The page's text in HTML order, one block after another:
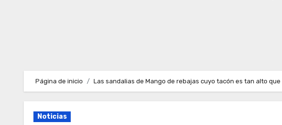
Página de inicio Las sandalias de Mango de rebajas cuyo tacón es tan alto
Noticias